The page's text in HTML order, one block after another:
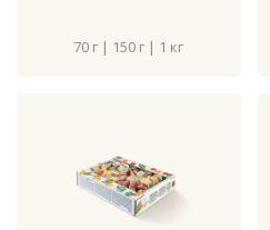
70 г | 150 г | 1 кг